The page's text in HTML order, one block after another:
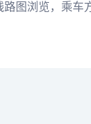
图浏览，乘车